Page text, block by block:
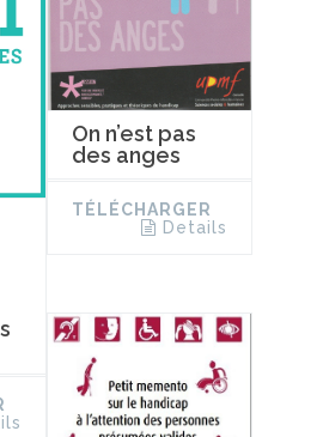
On n’est pas
des anges
TÉLÉCHARGER
Details